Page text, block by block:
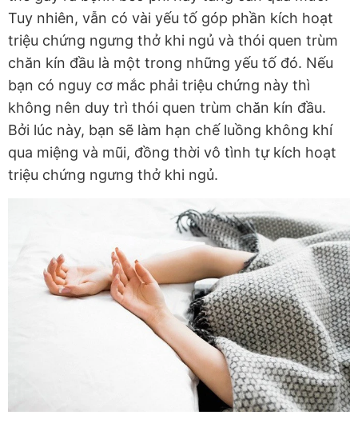
Tuy nhiên, vẫn có vài yếu tố góp phần kích hoạt
triệu chứng ngưng thở khi ngủ và thói quen trùm
chăn kín đầu là một trong những yếu tố đó. Nếu
bạn có nguy cơ mắc phải triệu chứng này thì
không nên duy trì thói quen trùm chăn kín đầu.
Bởi lúc này, bạn sẽ làm hạn chế luồng không khí
qua miệng và mũi, đồng thời vô tình tự kích hoạt
triệu chứng ngưng thở khi ngủ.